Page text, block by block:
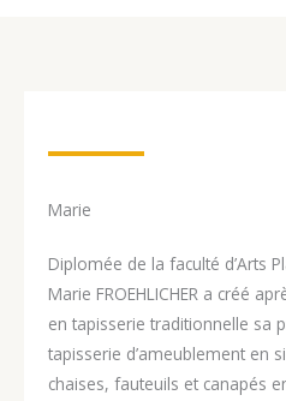
Marie
Diplomée de la faculté d’Arts
Marie FROEHLICHER a créé
en tapisserie traditionnelle sa
tapisserie d’ameublement en
chaises, fauteuils et canapés